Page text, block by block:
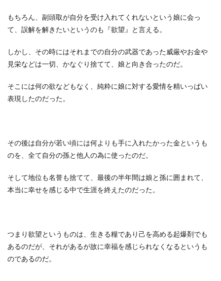
もちろん、副頭取が自分を受け入れてくれないという娘に会っ
て、誤解を解きたいというのも『欲望』と言える。
しかし、その時にはそれまでの自分の武器であった威厳やお金や
見栄などは一切、かなぐり捨てて、娘と向き合ったのだ。
そこには何の欲などもなく、純粋に娘に対する愛情を精いっぱい
表現したのだった。
その後は自分が若い頃には何よりも手に入れたかった金というも
のを、全て自分の孫と他人の為に使ったのだ。
そして地位も名誉も捨てて、最後の半年間は娘と孫に囲まれて、
本当に幸せを感じる中で生涯を終えたのだった。
つまり欲望というものは、生きる糧であり己を高める起爆剤でも
あるのだが、それがあるが故に幸福を感じられなくなるというも
のであるのだ。